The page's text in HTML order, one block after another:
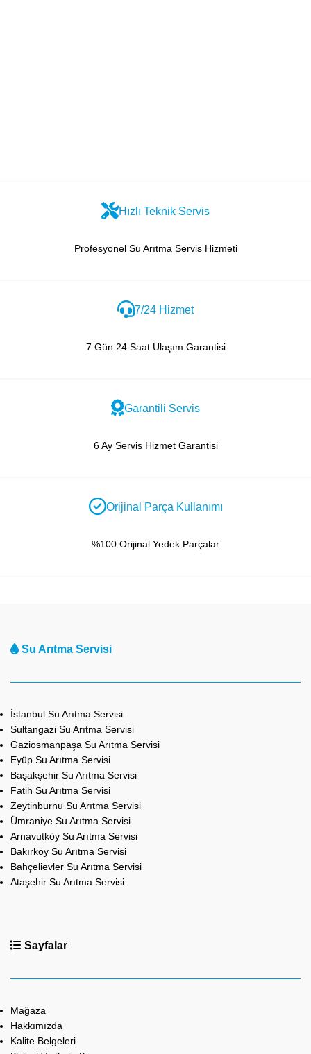
Hızlı Teknik Servis
Profesyonel Su Arıtma Servis Hizmeti
7/24 Hizmet
7 Gün 24 Saat Ulaşım Garantisi
Garantili Servis
6 Ay Servis Hizmet Garantisi
Orijinal Parça Kullanımı
%100 Orijinal Yedek Parçalar
Su Arıtma Servisi
İstanbul Su Arıtma Servisi
Sultangazi Su Arıtma Servisi
Gaziosmanpaşa Su Arıtma Servisi
Eyüp Su Arıtma Servisi
Başakşehir Su Arıtma Servisi
Fatih Su Arıtma Servisi
Zeytinburnu Su Arıtma Servisi
Ümraniye Su Arıtma Servisi
Arnavutköy Su Arıtma Servisi
Bakırköy Su Arıtma Servisi
Bahçelievler Su Arıtma Servisi
Ataşehir Su Arıtma Servisi
Sayfalar
Mağaza
Hakkımızda
Kalite Belgeleri